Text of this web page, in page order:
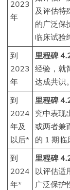
2023
年
及评估特
的广泛保
临床试验
到
2023
年
里程碑
经验，就
达成共识。
到
2024
年及
以后*
里程碑
究中表现
或两者兼
的 1 期临
到
2024
年*
里程碑
以评估适
广泛保护